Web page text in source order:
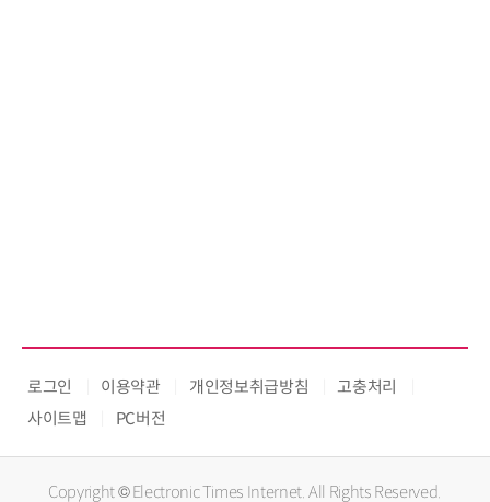
로그인 이용약관 개인정보취급방침
고충처리
사이트맵
PC버전
Copyright © Electronic Times Internet. All Rights Reserved.